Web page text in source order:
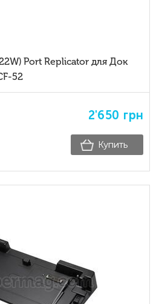
Port Replicator для Док
Panasonic CF-52
2'650 грн
Купить